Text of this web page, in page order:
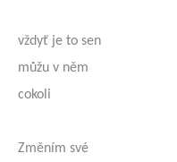
vždyť je to sen
můžu v něm
cokoli
Změním své